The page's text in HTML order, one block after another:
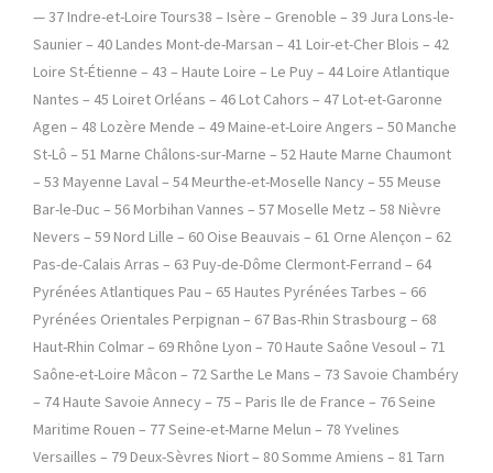
— 37 Indre-et-Loire Tours38 – Isère – Grenoble – 39 Jura Lons-le-
Saunier – 40 Landes Mont-de-Marsan – 41 Loir-et-Cher Blois – 42
Loire St-Étienne – 43 – Haute Loire – Le Puy – 44 Loire Atlantique
Nantes – 45 Loiret Orléans – 46 Lot Cahors – 47 Lot-et-Garonne
Agen – 48 Lozère Mende – 49 Maine-et-Loire Angers – 50 Manche
St-Lô – 51 Marne Châlons-sur-Marne – 52 Haute Marne Chaumont
– 53 Mayenne Laval – 54 Meurthe-et-Moselle Nancy – 55 Meuse
Bar-le-Duc – 56 Morbihan Vannes – 57 Moselle Metz – 58 Nièvre
Nevers – 59 Nord Lille – 60 Oise Beauvais – 61 Orne Alençon – 62
Pas-de-Calais Arras – 63 Puy-de-Dôme Clermont-Ferrand – 64
Pyrénées Atlantiques Pau – 65 Hautes Pyrénées Tarbes – 66
Pyrénées Orientales Perpignan – 67 Bas-Rhin Strasbourg – 68
Haut-Rhin Colmar – 69 Rhône Lyon – 70 Haute Saône Vesoul – 71
Saône-et-Loire Mâcon – 72 Sarthe Le Mans – 73 Savoie Chambéry
– 74 Haute Savoie Annecy – 75 – Paris Ile de France – 76 Seine
Maritime Rouen – 77 Seine-et-Marne Melun – 78 Yvelines
Versailles – 79 Deux-Sèvres Niort – 80 Somme Amiens – 81 Tarn